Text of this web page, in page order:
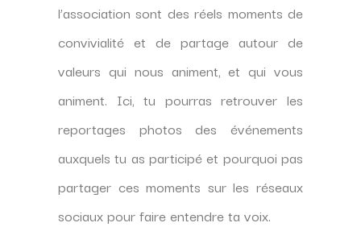
l’association sont des réels moments de
convivialité et de partage autour de
valeurs qui nous animent, et qui vous
animent. Ici, tu pourras retrouver les
reportages photos des événements
auxquels tu as participé et pourquoi pas
partager ces moments sur les réseaux
sociaux pour faire entendre ta voix.